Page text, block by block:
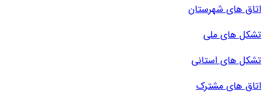
اتاق های شهرستان
تشکل های ملی
تشکل های استانی
اتاق های مشترک